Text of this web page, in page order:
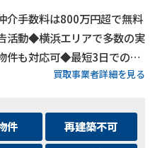
手数料は800万円超で無料
活動◆横浜エリアで多数の実
件も対応可◆最短3日での売
よる徹底サポート買取事業者詳細を見る
件
再建築不可